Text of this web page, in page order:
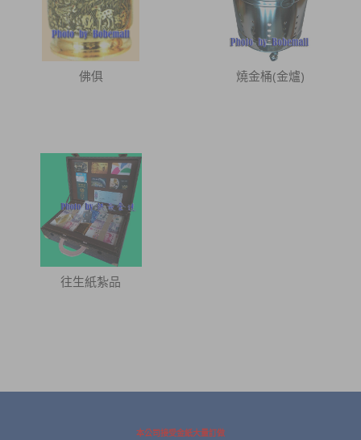
佛俱 燒金桶(金爐)
往生紙紮品
本公司接受金紙大量訂做